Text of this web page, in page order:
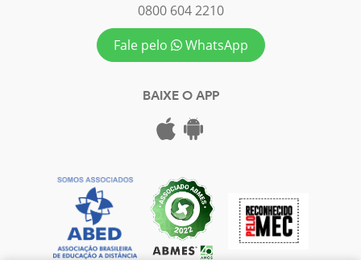
0800 604 2210
Fale pelo
WhatsApp
BAIXE O APP